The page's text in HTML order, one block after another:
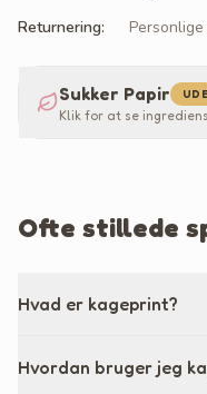
Returnering:
Sukker Papir
Klik for at se
Ofte stillede
Hvad er kageprint?
Hvordan bruger jeg